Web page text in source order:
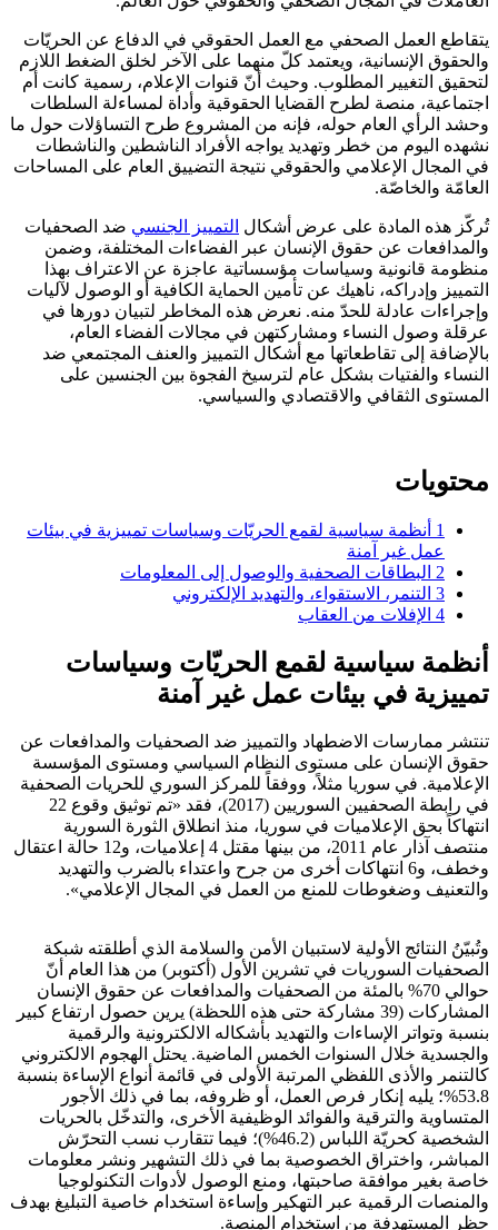
يتقاطع العمل الصحفي مع العمل الحقوقي في الدفاع عن الحريّات
والحقوق الإنسانية، ويعتمد كلّ منهما على الآخر لخلق الضغط اللازم
لتحقيق التغيير المطلوب. وحيث أنّ قنوات الإعلام، رسمية كانت أم
اجتماعية، منصة لطرح القضايا الحقوقية وأداة لمساءلة السلطات
وحشد الرأي العام حوله، فإنه من المشروع طرح التساؤلات حول ما
نشهده اليوم من خطر وتهديد يواجه الأفراد الناشطين والناشطات
في المجال الإعلامي والحقوقي نتيجة التضييق العام على المساحات
العامّة والخاصّة.
تُركّز هذه المادة على عرض أشكال التمييز الجنسي ضد الصحفيات
والمدافعات عن حقوق الإنسان عبر الفضاءات المختلفة، وضمن
منظومة قانونية وسياسات مؤسساتية عاجزة عن الاعتراف بهذا
التمييز وإدراكه، ناهيك عن تأمين الحماية الكافية أو الوصول لآليات
وإجراءات عادلة للحدّ منه. نعرض هذه المخاطر لتبيان دورها في
عرقلة وصول النساء ومشاركتهن في مجالات الفضاء العام،
بالإضافة إلى تقاطعاتها مع أشكال التمييز والعنف المجتمعي ضد
النساء والفتيات بشكل عام لترسيخ الفجوة بين الجنسين على
المستوى الثقافي والاقتصادي والسياسي.
محتويات
1 أنظمة سياسية لقمع الحريّات وسياسات تمييزية في بيئات
عمل غير آمنة
2 البطاقات الصحفية والوصول إلى المعلومات
3 التنمر، الاستقواء، والتهديد الإلكتروني
4 الإفلات من العقاب
أنظمة سياسية لقمع الحريّات وسياسات
تمييزية في بيئات عمل غير آمنة
تنتشر ممارسات الاضطهاد والتمييز ضد الصحفيات والمدافعات عن
حقوق الإنسان على مستوى النظام السياسي ومستوى المؤسسة
الإعلامية. في سوريا مثلاً، ووفقاً للمركز السوري للحريات الصحفية
في رابطة الصحفيين السوريين (2017)، فقد «تم توثيق وقوع 22
انتهاكاً بحق الإعلاميات في سوريا، منذ انطلاق الثورة السورية
منتصف آذار عام 2011، من بينها مقتل 4 إعلاميات، و12 حالة اعتقال
وخطف، و6 انتهاكات أخرى من جرح واعتداء بالضرب والتهديد
والتعنيف وضغوطات للمنع من العمل في المجال الإعلامي».
وتُبيّنُ النتائج الأولية لاستبيان الأمن والسلامة الذي أطلقته شبكة
الصحفيات السوريات في تشرين الأول (أكتوبر) من هذا العام أنّ
حوالي 70% بالمئة من الصحفيات والمدافعات عن حقوق الإنسان
المشاركات (39 مشاركة حتى هذه اللحظة) يرين حصول ارتفاع كبير
بنسبة وتواتر الإساءات والتهديد بأشكاله الالكترونية والرقمية
والجسدية خلال السنوات الخمس الماضية. يحتل الهجوم الالكتروني
كالتنمر والأذى اللفظي المرتبة الأولى في قائمة أنواع الإساءة بنسبة
53.8%؛ يليه إنكار فرص العمل، أو ظروفه، بما في ذلك الأجور
المتساوية والترقية والفوائد الوظيفية الأخرى، والتدخّل بالحريات
الشخصية كحريّة اللباس (46.2%)؛ فيما تتقارب نسب التحرّش
المباشر، واختراق الخصوصية بما في ذلك التشهير ونشر معلومات
خاصة بغير موافقة صاحبتها، ومنع الوصول لأدوات التكنولوجيا
والمنصات الرقمية عبر التهكير وإساءة استخدام خاصية التبليغ بهدف
حظر المستهدفة من استخدام المنصة.